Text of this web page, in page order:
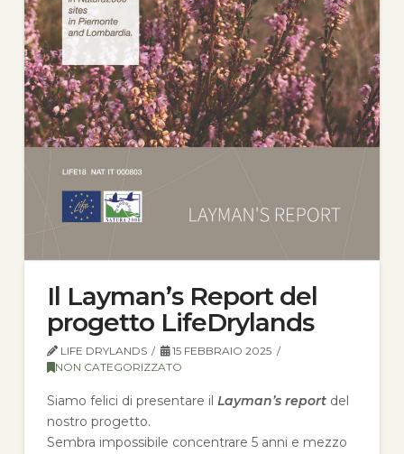
Il Layman’s Report del
progetto LifeDrylands
LIFE DRYLANDS
15 FEBBRAIO 2025
NON CATEGORIZZATO
Siamo felici di presentare il Layman’s reportdel
nostro progetto.
Sembra impossibile concentrare 5 anni e mezzo